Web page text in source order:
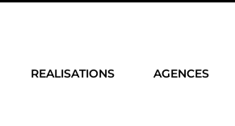
REALISATIONS AGENCES